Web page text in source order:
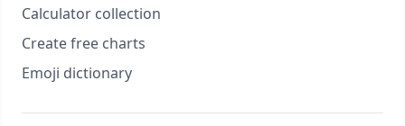
Calculator collection
Create free charts
Emoji dictionary